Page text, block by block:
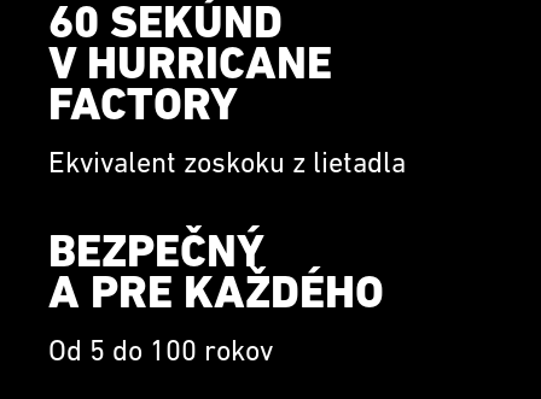
60 SEKÚND
V HURRICANE
FACTORY
Ekvivalent zoskoku z lietadla
BEZPEČNÝ
A PRE KAŽDÉHO
Od 5 do 100 rokov